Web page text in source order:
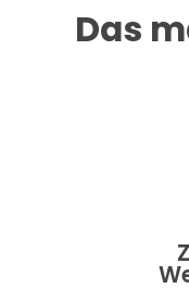
Das